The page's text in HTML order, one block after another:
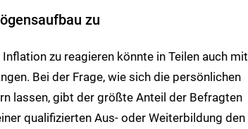
zu
zu reagieren könnte in Teilen auch mit
Bei der Frage, wie sich die persönlichen
lassen, gibt der größte Anteil der Befragten
qualifizierten Aus- oder Weiterbildung den